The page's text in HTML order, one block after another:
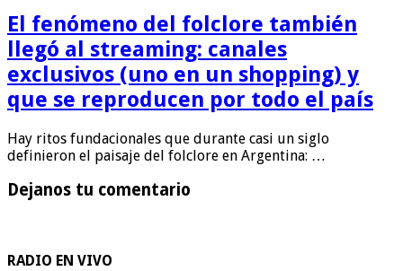
El fenómeno del folclore también
llegó al streaming: canales
exclusivos (uno en un shopping) y
que se reproducen por todo el país
Hay ritos fundacionales que durante casi un siglo
definieron el paisaje del folclore en Argentina: …
Dejanos tu comentario
RADIO EN VIVO